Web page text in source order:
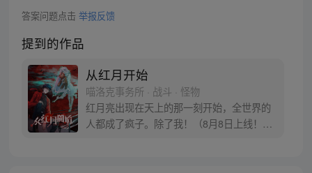
答案问题点击 举报反馈
提到的作品
从红月开始
喵洛克事务所 · 战斗 · 怪物
红月亮出现在天上的那一刻开始，全世界的
人都成了疯子。除了我！（8月8日上线！每